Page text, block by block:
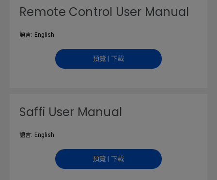
Remote Control User Manual
語言: English
預覽 | 下載
Saffi User Manual
語言: English
預覽 | 下載